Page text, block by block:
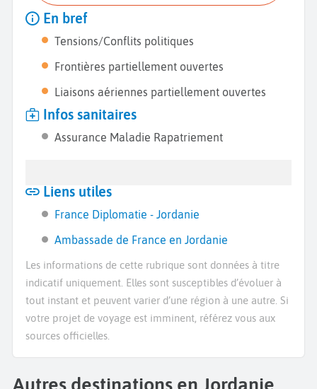
En bref
Tensions/Conflits politiques
Frontières partiellement ouvertes
Liaisons aériennes partiellement ouvertes
Infos sanitaires
Assurance Maladie Rapatriement
Liens utiles
France Diplomatie - Jordanie
Ambassade de France en Jordanie
Les informations de cette rubrique sont données à titre
indicatif uniquement. Elles sont susceptibles d’évoluer à
tout instant et peuvent varier d’une région à une autre. Si
votre projet de voyage est imminent, référez vous aux
sources officielles.
Autres destinations en Jordanie